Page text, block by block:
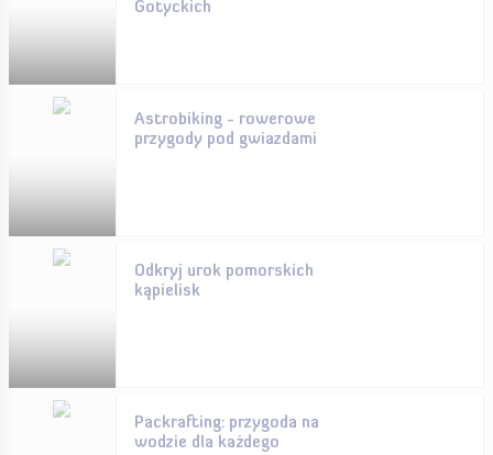
Gotyckich
Astrobiking - rowerowe
przygody pod gwiazdami
Odkryj urok pomorskich
kąpielisk
Packrafting: przygoda na
wodzie dla każdego